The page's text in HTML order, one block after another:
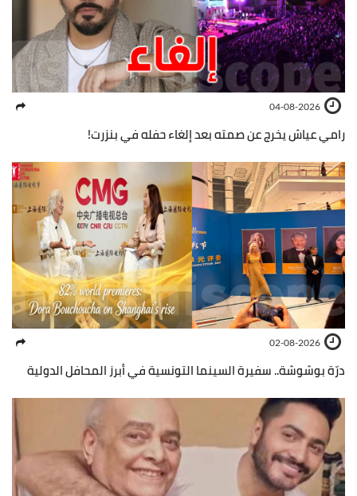
04-08-2026
رامي عياش يخرج عن صمته بعد إلغاء حفله في بنزرت!
02-08-2026
درّة بوشوشة.. سفيرة السينما التونسية في أبرز المحافل الدولية